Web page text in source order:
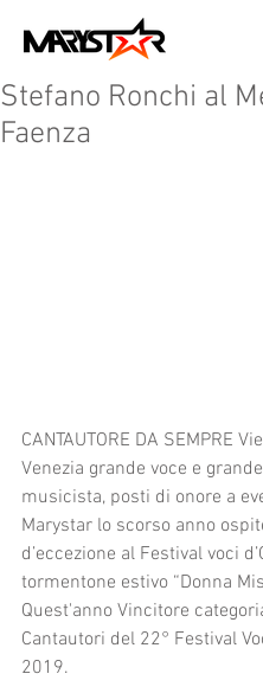
Stefano Ronchi al
Faenza
CANTAUTORE DA SEMPRE
Venezia grande voce e
musicista, posti di onore a
Marystar lo scorso anno
d’eccezione al Festival voci
tormentone estivo “Donna
Quest'anno Vincitore
Cantautori del 22° Festival
2019.